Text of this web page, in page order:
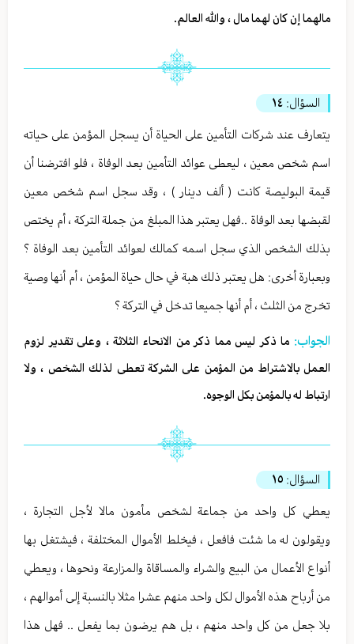
مالهما إن كان لهما مال ، والله العالم.
السؤال: ١٤
يتعارف عند شركات التأمين على الحياة أن يسجل المؤمن على حياته
اسم شخص معين ، ليعطى عوائد التأمين بعد الوفاة ، فلو افترضنا أن
قيمة البوليصة كانت ( ألف دينار ) ، وقد سجل اسم شخص معين
لقبضها بعد الوفاة ..فهل يعتبر هذا المبلغ من جملة التركة ، أم يختص
بذلك الشخص الذي سجل اسمه كمالك لعوائد التأمين بعد الوفاة ؟
وبعبارة أخرى: هل يعتبر ذلك هبة في حال حياة المؤمن ، أم أنها وصية
تخرج من الثلث ، أم أنها جميعا تدخل في التركة ؟
الجواب: ما ذكر ليس مما ذكر من الانحاء الثلاثة ، وعلى تقدير لزوم
العمل بالاشتراط من المؤمن على الشركة تعطى لذلك الشخص ، ولا
ارتباط له بالمؤمن بكل الوجوه.
السؤال: ١٥
يعطي كل واحد من جماعة لشخص مأمون مالا لأجل التجارة ،
ويقولون له ما شئت فافعل ، فيخلط الأموال المختلفة ، فيشتغل بها
أنواع الأعمال من البيع والشراء والمساقاة والمزارعة ونحوها ، ويعطي
من أرباح هذه الأموال لكل واحد منهم عشرا مثلا بالنسبة إلى أموالهم ،
بلا جعل من كل واحد منهم ، بل هم يرضون بما يفعل .. فهل هذا